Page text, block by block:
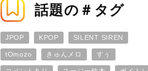
話題の＃タグ
JPOP KPOP SILENT SIREN
tOmozo きゅんメロ すぅ